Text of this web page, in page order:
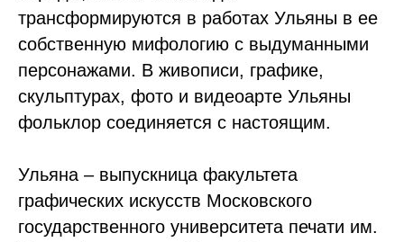
трансформируются в работах Ульяны в ее
собственную мифологию с выдуманными
персонажами. В живописи, графике,
скульптурах, фото и видеоарте Ульяны
фольклор соединяется с настоящим.
Ульяна – выпускница факультета
графических искусств Московского
государственного университета печати им.